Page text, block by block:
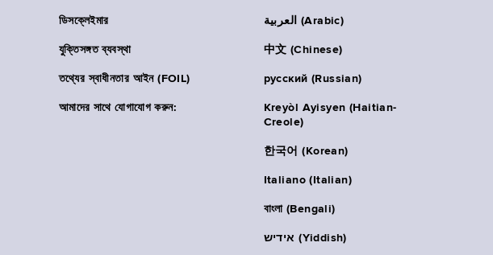
ডিসক্লেইমার
যুক্তিসঙ্গত ব্যবস্থা
তথ্যের স্বাধীনতার আইন (FOIL)
আমাদের সাথে যোগাযোগ করুন:
العربية (Arabic)
中文 (Chinese)
русский (Russian)
Kreyòl Ayisyen (Haitian-
Creole)
한국어 (Korean)
Italiano (Italian)
বাংলা (Bengali)
אידיש (Yiddish)